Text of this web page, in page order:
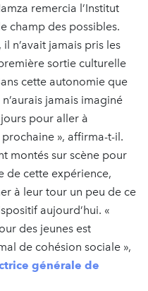
remercia l’Institut
champ des possibles.
n’avait jamais pris les
sortie culturelle
cette autonomie que
jamais imaginé
pour aller à
prochaine », affirma-t-il.
montés sur scène pour
de cette expérience,
à leur tour un peu de ce
aujourd’hui. «
des jeunes est
de cohésion sociale »,
générale de